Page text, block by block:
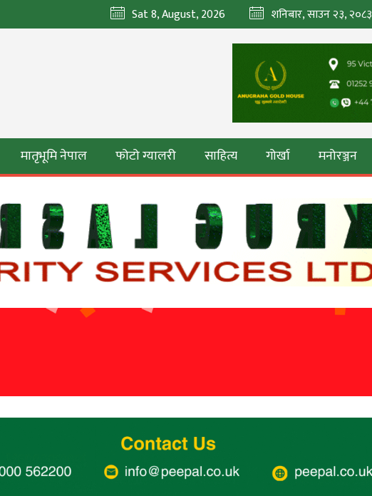
Sat 8, August, 2026 शनिबार, साउन २३, २०८३
मातृभूमि नेपाल फोटो ग्यालरी साहित्य गोर्खा मनोरञ्जन